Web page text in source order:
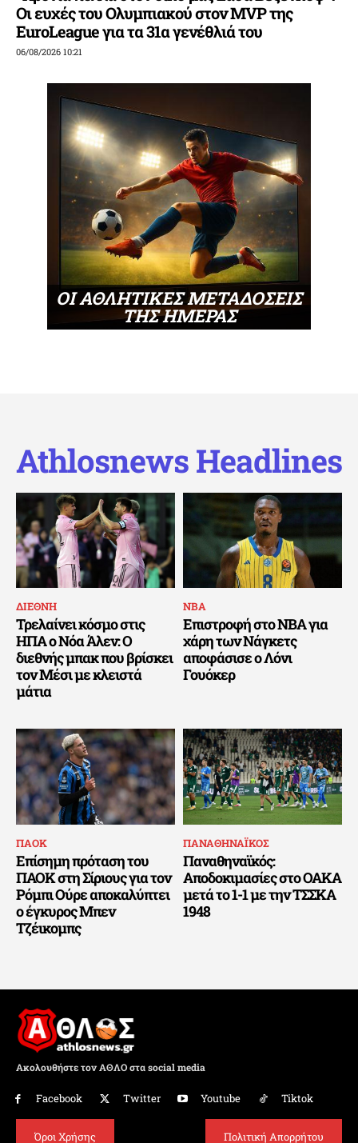
Οι ευχές του Ολυμπιακού στον MVP της
EuroLeague για τα 31α γενέθλιά του
06/08/2026 10:21
ΟΙ ΑΘΛΗΤΙΚΕΣ ΜΕΤΑΔΟΣΕΙΣ
ΤΗΣ ΗΜΕΡΑΣ
Athlosnews Headlines
ΔΙΕΘΝΗ
Τρελαίνει κόσμο στις
ΗΠΑ ο Νόα Άλεν: Ο
διεθνής μπακ που βρίσκει
τον Μέσι με κλειστά
μάτια
ΝΒΑ
Επιστροφή στο NBA για
χάρη των Νάγκετς
αποφάσισε ο Λόνι
Γουόκερ
ΠΑΟΚ
Επίσημη πρόταση του
ΠΑΟΚ στη Σίριους για τον
Ρόμπι Ούρε αποκαλύπτει
ο έγκυρος Μπεν
Τζέικομπς
ΠΑΝΑΘΗΝΑΪΚΟΣ
Παναθηναϊκός:
Αποδοκιμασίες στο ΟΑΚΑ
μετά το 1-1 με την ΤΣΣΚΑ
1948
Ακολουθήστε τον ΑΘΛΟ στα social media
Facebook Twitter Youtube Tiktok
Όροι Χρήσης Πολιτική Απορρήτου